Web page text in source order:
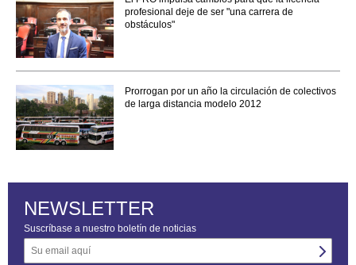
profesional deje de ser "una carrera de
obstáculos"
Prorrogan por un año la circulación de colectivos
de larga distancia modelo 2012
NEWSLETTER
Suscríbase a nuestro boletín de noticias